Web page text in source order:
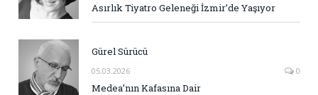
Asırlık Tiyatro Geleneği İzmir’de Yaşıyor
Gürel Sürücü
05.03.2026 0
Medea’nın Kafasına Dair